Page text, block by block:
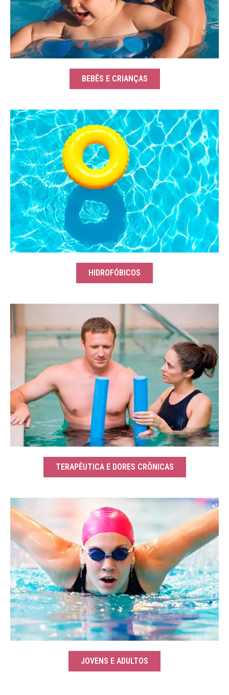
BEBÊS E CRIANÇAS
HIDROFÓBICOS
TERAPÊUTICA E DORES CRÔNICAS
JOVENS E ADULTOS